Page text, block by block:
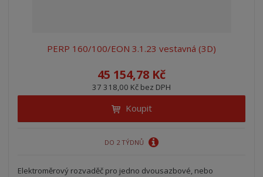
PERP 160/100/EON 3.1.23 vestavná (3D)
45 154,78 Kč
37 318,00 Kč bez DPH
Koupit
DO 2 TÝDNŮ
Elektroměrový rozvaděč pro jedno dvousazbové, nebo